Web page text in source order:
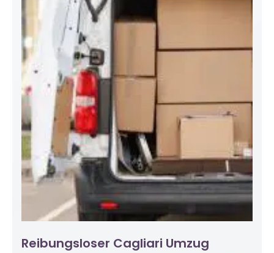
Reibungsloser Cagliari Umzug